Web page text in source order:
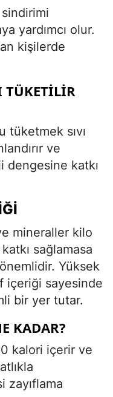
yardımcı olur.
kişilerde
TÜKETILIR
tüketmek sıvı
ve
dengesine katkı
mineraller kilo
sağlamasa
Yüksek
içeriği sayesinde
bir yer tutar.
KADAR?
kalori içerir ve
zayıflama